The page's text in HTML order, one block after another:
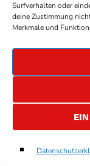
Surfverhalten oder
deine Zustimmung
Merkmale und
play_arrow
Bye Bye
COPYRIGHT